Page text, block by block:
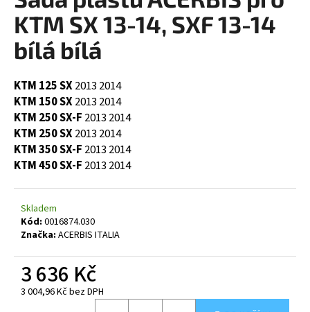
0,0
5
hvězdiček.
KTM SX 13-14, SXF 13-14
bílá bílá
KTM 125 SX2013 2014
KTM 150 SX2013 2014
KTM 250 SX-F 2013 2014
KTM 250 SX2013 2014
KTM 350 SX-F 2013 2014
KTM 450 SX-F 2013 2014
Skladem
Kód: 0016874.030
Značka: ACERBIS ITALIA
3 636 Kč
3 004,96 Kč bez DPH
a
j
í
?
HLEDAT
D
o
p
u